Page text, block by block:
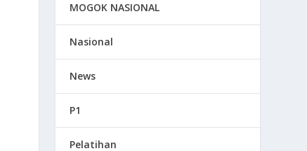
MOGOK NASIONAL
Nasional
News
P1
Pelatihan